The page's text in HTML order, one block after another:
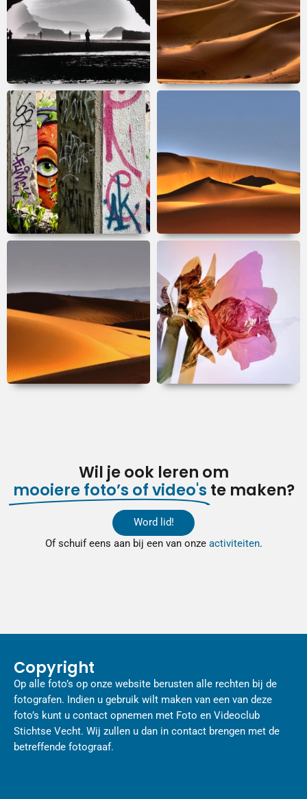
Wil je ook leren om
mooiere foto’s of video's te maken?
Word lid!
Of schuif eens aan bij een van onze activiteiten.
Copyright
Op alle foto’s op onze website berusten alle rechten bij de
fotografen. Indien u gebruik wilt maken van een van deze
foto’s kunt u contact opnemen met Foto en Videoclub
Stichtse Vecht. Wij zullen u dan in contact brengen met de
betreffende fotograaf.